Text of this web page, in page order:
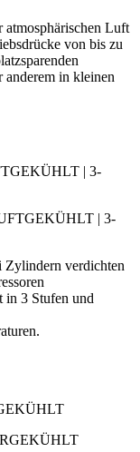
atmosphärischen Luft
von bis zu
anderem in kleinen
| 3-
verdichten
in 3 Stufen und